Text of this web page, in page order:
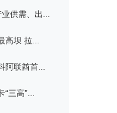
供需、出...
高坝 拉...
联酋首...
三高”...